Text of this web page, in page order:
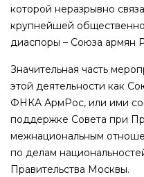
которой неразрывно
крупнейшей
диаспоры – Союза армян
Значительная часть
этой деятельности как
ФНКА АрмРос, или ими
поддержке Совета при
межнациональным
по делам
Правительства Москвы.